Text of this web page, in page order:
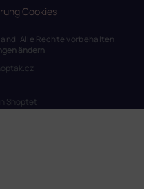
Cookies
Shoptet
. Alle Rechte vorbehalten.
ändern